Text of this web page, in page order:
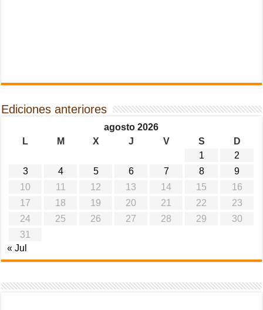
Ediciones anteriores
agosto 2026
L
M X J V S
D
1
2
3
4 5 6 7 8
9
10
11 12 13 14 15
16
17
18 19 20 21 22
23
24
25 26 27 28 29
30
31
« Jul